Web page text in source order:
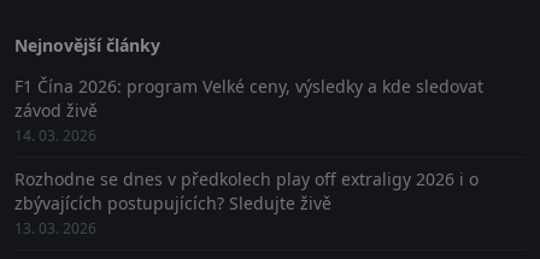
Nejnovější články
F1 Čína 2026: program Velké ceny, výsledky a kde sledovat
závod živě
14. 03. 2026
Rozhodne se dnes v předkolech play off extraligy 2026 i o
zbývajících postupujících? Sledujte živě
13. 03. 2026